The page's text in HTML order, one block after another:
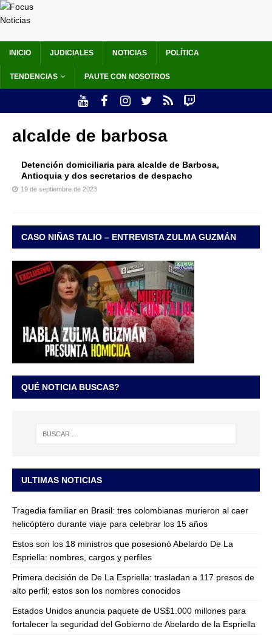
INICIO JUDICIALES NOTICIAS POLÍTICA
TENDENCIAS PAUTE CON NOSOTROS
alcalde de barbosa
Detención domiciliaria para alcalde de Barbosa,
Antioquia y dos secretarios de despacho
19 de septiembre de 2023
CASO NIÑAS TALIO – ENTREVISTA ZULMA GUZMÁN
QUÉ NOTICIA BUSCAS?
ULTIMAS NOTICIAS
Tragedia familiar en Brasil: tres colombianas murieron al caer
helicóptero durante viaje para celebrar los 15 años
Estos son los 18 ministros que posesionó Abelardo De La
Espriella: nombres, cargos y perfiles
Primera decisión de De La Espriella: trasladan a 117 presos de
alto perfil; estos son los nombres conocidos
Estados Unidos anuncia paquete de US$1.000 millones para
fortalecer la seguridad del Gobierno de Abelardo de la Espriella